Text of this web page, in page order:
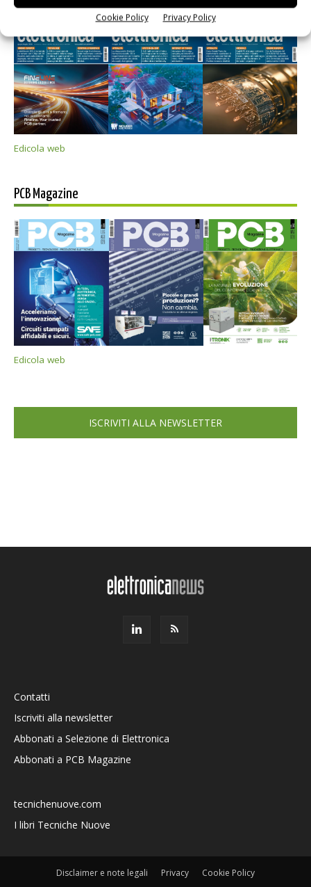
Cookie Policy Privacy Policy
Edicola web
PCB Magazine
Edicola web
ISCRIVITI ALLA NEWSLETTER
Contatti
Iscriviti alla newsletter
Abbonati a Selezione di Elettronica
Abbonati a PCB Magazine
tecnichenuove.com
I libri Tecniche Nuove
Disclaimer e note legali Privacy Cookie Policy